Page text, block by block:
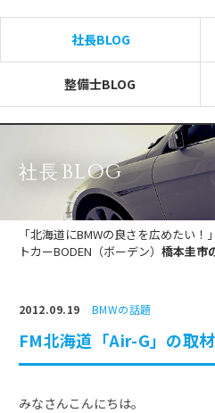
社長BLOG
整備士BLOG
社長 BLOG
「北海道にBMWの良さを広めたい
トカーBODEN（ボーデン） 橋本圭市
2012.09.19 BMWの話題
FM北海道「Air-G」の取
みなさんこんにちは。